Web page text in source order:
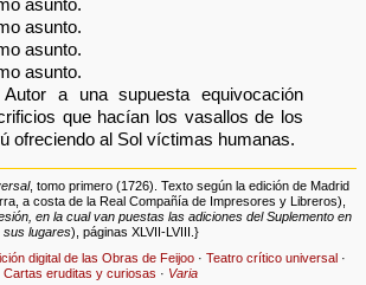
asunto.
asunto.
asunto.
a una supuesta equivocación
que hacían los vasallos de los
ofreciendo al Sol víctimas humanas.
, tomo primero (1726). Texto según la edición de Madrid
a costa de la Real Compañía de Impresores y Libreros),
en la cual van puestas las adiciones del Suplemento en
sus lugares), páginas XLVII-LVIII.}
digital de las Obras de Feijoo · Teatro crítico universal ·
Cartas eruditas y curiosas · Varia